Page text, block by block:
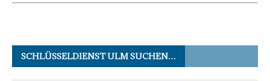
SCHLÜSSELDIENST ULM SUCHEN…